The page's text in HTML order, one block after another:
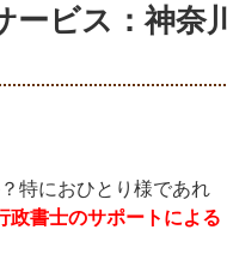
ビス：神奈川
特におひとり様であれ
政書士のサポートによる